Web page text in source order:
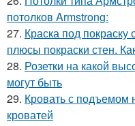
потолков Armstrong:
27. Краска под
плюсы покраски стен.
28. Розетки на какой
могут быть
29. Кровать с подъемом
кроватей